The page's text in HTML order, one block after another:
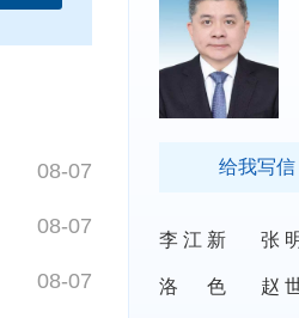
08-07
08-07
08-07
给我写信
李江新 张
洛色 赵